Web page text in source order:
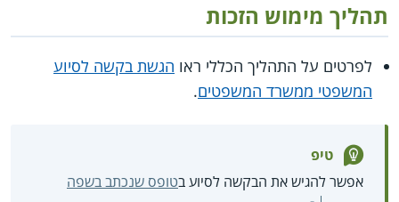
תהליך מימוש הזכות
לפרטים על התהליך הכללי ראו הגשת בקשה לסיוע
המשפטי ממשרד המשפטים.
טיפ
אפשר להגיש את הבקשה לסיוע בטופס שנכתב בשפה